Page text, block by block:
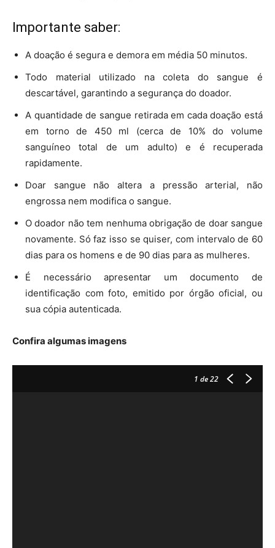
Importante saber:
A doação é segura e demora em média 50 minutos.
Todo material utilizado na coleta do sangue é
descartável, garantindo a segurança do doador.
A quantidade de sangue retirada em cada doação está
em torno de 450 ml (cerca de 10% do volume
sanguíneo total de um adulto) e é recuperada
rapidamente.
Doar sangue não altera a pressão arterial, não
engrossa nem modifica o sangue.
O doador não tem nenhuma obrigação de doar sangue
novamente. Só faz isso se quiser, com intervalo de 60
dias para os homens e de 90 dias para as mulheres.
É necessário apresentar um documento de
identificação com foto, emitido por órgão oficial, ou
sua cópia autenticada.
Confira algumas imagens
1 de 22